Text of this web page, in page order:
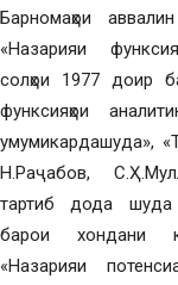
Барномаҳои
«Назарияи
солҳои 1977 доир
функсияҳои
умумикардашуда»,
Н.Раҷабов,
тартиб дода шуда
барои хондани
«Назарияи